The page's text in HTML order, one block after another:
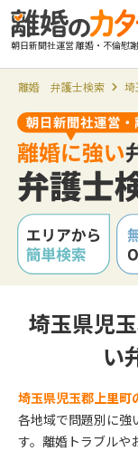
朝日新聞社運営 離婚・不倫慰
離婚 弁護士検索
埼玉県児
い
埼玉県児玉郡上里町
各地域で問題別に強
す。離婚トラブルや